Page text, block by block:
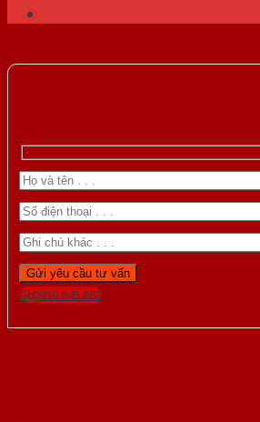
Gọi 0939.645.663